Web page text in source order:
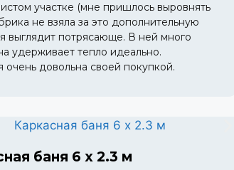
участке (мне пришлось выровнять
не взяла за это дополнительную
выглядит потрясающе. В ней много
удерживает тепло идеально.
очень довольна своей покупкой.
баня 6 х 2.3 м